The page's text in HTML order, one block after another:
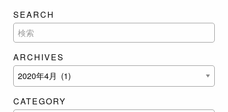
SEARCH
ARCHIVES
CATEGORY